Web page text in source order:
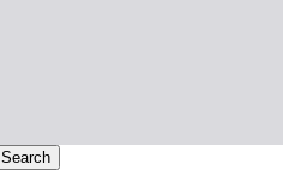
Search